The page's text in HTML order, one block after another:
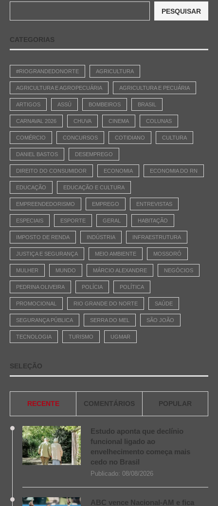
PESQUISAR
CATEGORIAS
#RIOGRANDEDONORTE AGRICULTURA
AGRICULTURA E AGROPECUÁRIA AGRICULTURA E PECUÁRIA
ARTIGOS ASSÚ BOMBEIROS BRASIL
CARNAVAL 2026 CHUVA CINEMA COLUNAS
COMÉRCIO CONCURSOS COTIDIANO CULTURA
DANIEL BASTOS DESEMPREGO
DIREITO DO CONSUMIDOR ECONOMIA ECONOMIA DO RN
EDUCAÇÃO EDUCAÇÃO E CULTURA
EMPREENDEDORISMO EMPREGO ENTREVISTAS
ESPECIAIS ESPORTE GERAL HABITAÇÃO
IMPOSTO DE RENDA INDÚSTRIA INFRAESTRUTURA
JUSTIÇA E SEGURANÇA MEIO AMBIENTE MOSSORÓ
MULHER MUNDO MÁRCIO ALEXANDRE NEGÓCIOS
PEDRINA OLIVEIRA POLÍCIA POLÍTICA
PROMOCIONAL RIO GRANDE DO NORTE SAÚDE
SEGURANÇA PÚBLICA SERRA DO MEL SÃO JOÃO
TECNOLOGIA TURISMO UGMAR
SELEÇÃO
RECENTE COMENTÁRIOS POPULAR
Estudo aponta que declínio
funcional ligado ao
envelhecimento começa mais
cedo no Brasil
Publicado: 08/08/2026
ABC vence Nacional-AM e fica